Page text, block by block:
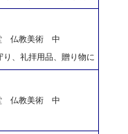
仏教美術 中
、礼拝用品、贈り物に
仏教美術 中